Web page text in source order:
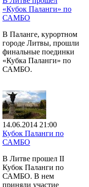
«Кубок Паланги» по
САМБО
В Паланге, курортном
городе Литвы, прошли
финальные поединки
«Кубка Паланги» по
САМБО.
14.06.2014 21:00
Кубок Паланги по
САМБО
В Литве прошел II
Кубок Паланги по
САМБО. В нем
приняли участие